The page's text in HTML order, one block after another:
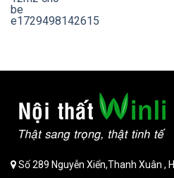
Số 289 Nguyễn Xiển,Thanh Xuân ,